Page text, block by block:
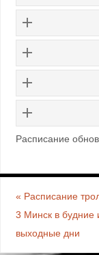
Расписание
« Расписание
3 Минск в будние
выходные дни